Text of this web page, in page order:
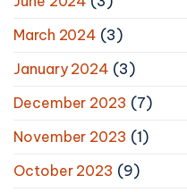
March 2024 (3)
January 2024 (3)
December 2023 (7)
November 2023 (1)
October 2023 (9)